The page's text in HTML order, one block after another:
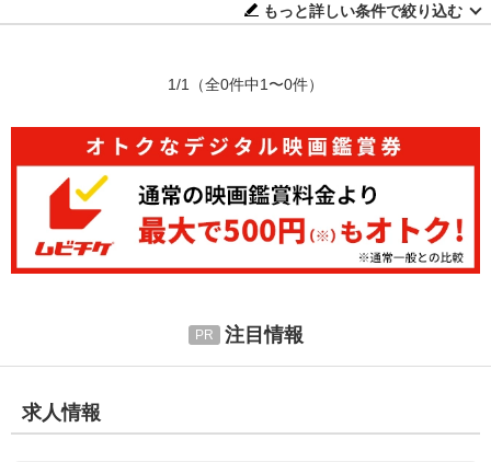
もっと詳しい条件で絞り込む
1/1 （全0件中1〜0件）
注目情報
求人情報